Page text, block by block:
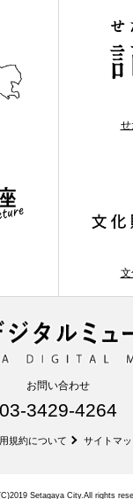
お問い合わせ
03-3429-4264
規約について サイトマ
Setagaya City.All rights